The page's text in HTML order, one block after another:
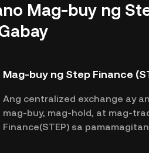
Mag-buy ng
Mag-buy ng Step Finance
Ang centralized exchange ay
mag-buy, mag-hold, at mag-
Finance(STEP) sa